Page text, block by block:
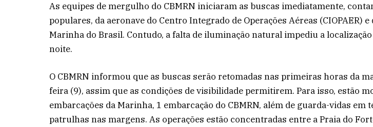
As equipes de mergulho do CBMRN iniciaram as buscas imediatamente,
populares, da aeronave do Centro Integrado de Operações Aéreas (CIOPAER) e
Marinha do Brasil. Contudo, a falta de iluminação natural impediu a
noite.
O CBMRN informou que as buscas serão retomadas nas primeiras horas da
feira (9), assim que as condições de visibilidade permitirem. Para isso, estão
embarcações da Marinha, 1 embarcação do CBMRN, além de guarda-vidas em
patrulhas nas margens. As operações estão concentradas entre a Praia do